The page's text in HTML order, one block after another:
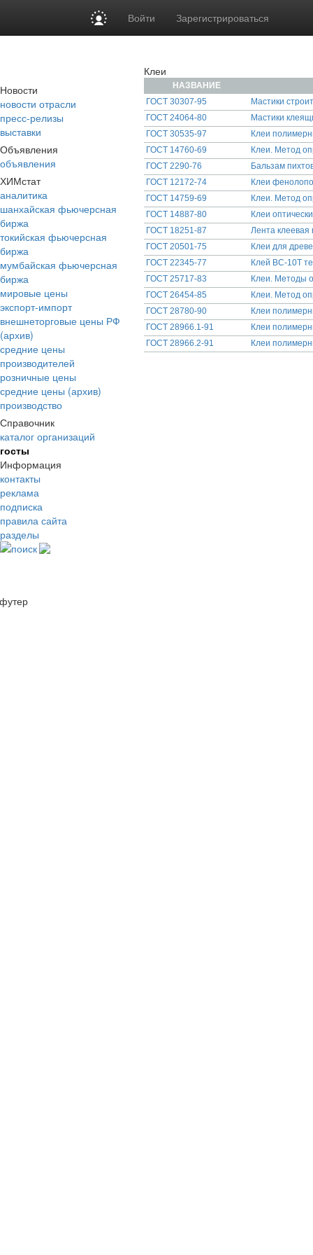
Войти Зарегистрироваться
Новости
новости отрасли
пресс-релизы
выставки
Объявления
объявления
ХИМстат
аналитика
шанхайская фьючерсная
биржа
токийская фьючерсная
биржа
мумбайская фьючерсная
биржа
мировые цены
экспорт-импорт
внешнеторговые цены РФ
(архив)
средние цены
производителей
розничные цены
средние цены (архив)
производство
Справочник
каталог организаций
госты
Информация
контакты
реклама
подписка
правила сайта
разделы
поиск
Клеи
НАЗВАНИЕ
ГОСТ 30307-95
Мастики
ГОСТ 24064-80
Мастики
ГОСТ 30535-97
Клеи
ГОСТ 14760-69
Клеи. Метод
ГОСТ 2290-76
Бальзам
ГОСТ 12172-74
Клеи
ГОСТ 14759-69
Клеи. Метод
ГОСТ 14887-80
Клеи
ГОСТ 18251-87
Лента клеевая
ГОСТ 20501-75
Клеи для
ГОСТ 22345-77
Клей ВС-10Т
ГОСТ 25717-83
Клеи. Методы
ГОСТ 26454-85
Клеи. Метод
ГОСТ 28780-90
Клеи
ГОСТ 28966.1-91
Клеи
ГОСТ 28966.2-91
Клеи
футер